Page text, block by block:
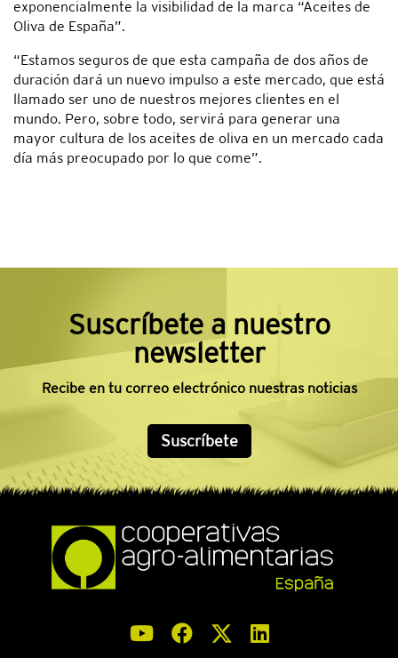
exponencialmente la visibilidad de la marca “Aceites de
Oliva de España”.
“Estamos seguros de que esta campaña de dos años de
duración dará un nuevo impulso a este mercado, que está
llamado ser uno de nuestros mejores clientes en el
mundo. Pero, sobre todo, servirá para generar una
mayor cultura de los aceites de oliva en un mercado cada
día más preocupado por lo que come”.
Suscríbete a nuestro
newsletter
Recibe en tu correo electrónico nuestras noticias
Suscríbete